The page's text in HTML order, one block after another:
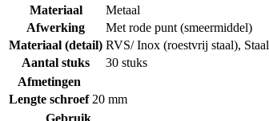
Materiaal
Metaal
Afwerking
Met rode punt (smeermiddel)
Materiaal (detail) RVS/ Inox (roestvrij staal), Staal
Aantal stuks
30 stuks
Afmetingen
Lengte schroef 20 mm
Gebruik